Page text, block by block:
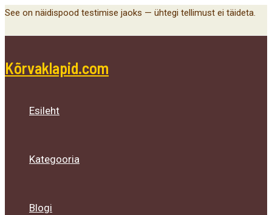
Skip
See on näidispood testimise jaoks — ühtegi tellimust ei täideta.
Kõrvaklapid.com
Esileht
Kategooria
Blogi
Menu
Toggle
Menu
Toggle
Menu
Toggle
Main
Menu